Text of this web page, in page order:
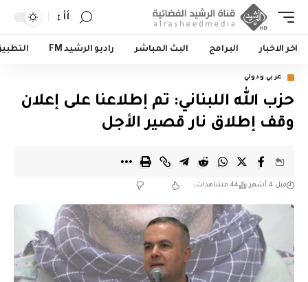
أأ
اخر الاخبار البرامج البث المباشر راديو الرشيد FM
عربي ودولي
حزب الله اللبناني: تم إطلاعنا على إعلان
وقف إطلاق نار قصير الأجل
قبل 4 أشهر 44 مشاهدات